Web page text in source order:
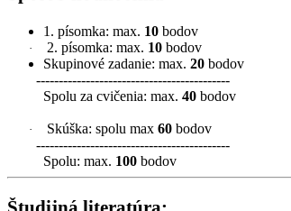
1. písomka: max. 10 bodov
· 2. písomka: max. 10 bodov
Skupinové zadanie: max. 20 bodov
-------------------------------------------
Spolu za cvičenia: max. 40 bodov
· Skúška: spolu max 60bodov
-------------------------------------------
Spolu: max. 100 bodov